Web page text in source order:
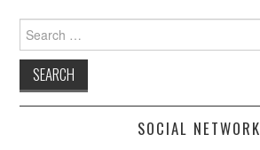
Search
for:
SOCIAL NETWORK